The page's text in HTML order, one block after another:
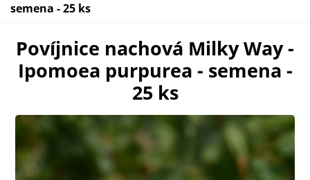
semena - 25 ks
Povíjnice nachová Milky Way -
Ipomoea purpurea - semena -
25 ks